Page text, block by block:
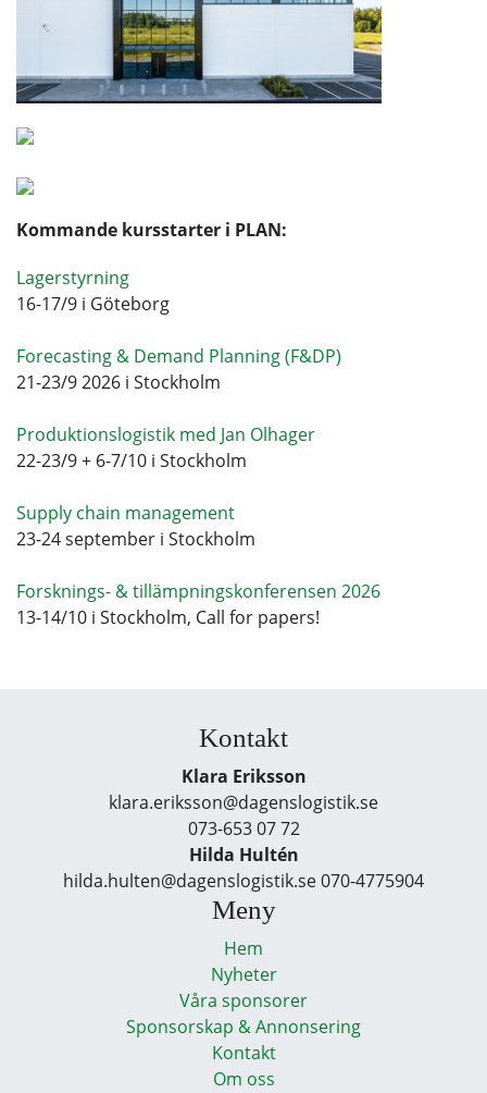
Kommande kursstarter i PLAN:
Lagerstyrning
16-17/9 i Göteborg
Forecasting & Demand Planning (F&DP)
21-23/9 2026 i Stockholm
Produktionslogistik med Jan Olhager
22-23/9 + 6-7/10 i Stockholm
Supply chain management
23-24 september i Stockholm
Forsknings- & tillämpningskonferensen 2026
13-14/10 i Stockholm, Call for papers!
Kontakt
Klara Eriksson
klara.eriksson@dagenslogistik.se
073-653 07 72
Hilda Hultén
hilda.hulten@dagenslogistik.se 070-4775904
Meny
Hem
Nyheter
Våra sponsorer
Sponsorskap & Annonsering
Kontakt
Om oss